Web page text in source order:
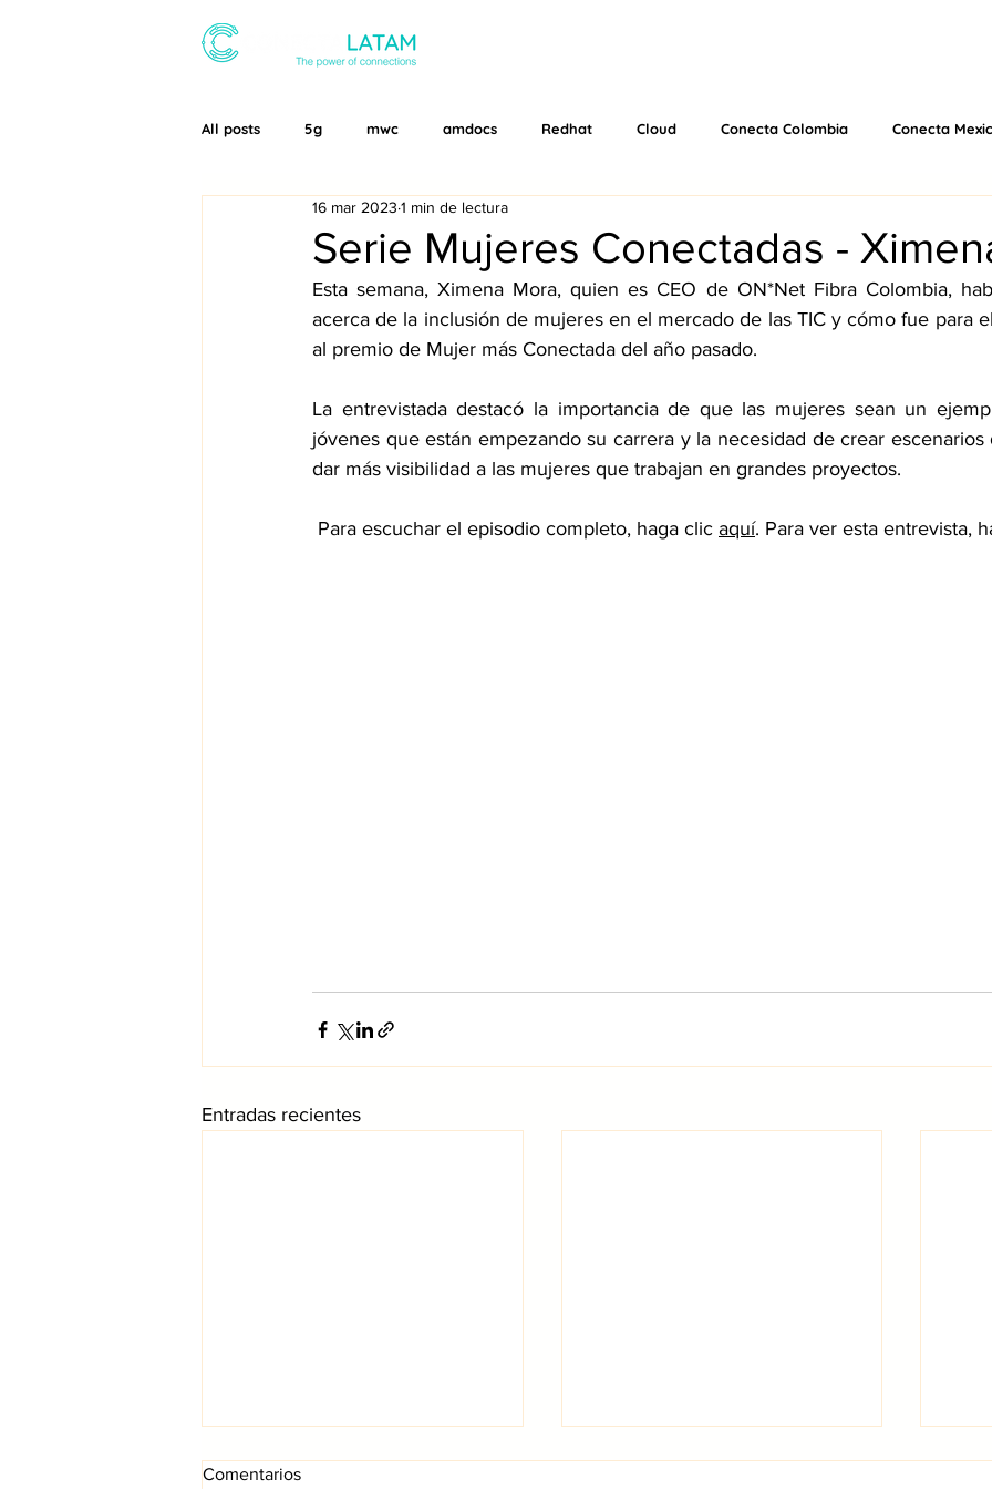
All posts 5g mwc amdocs Redhat Cloud Conecta Colombia Conecta
Telco Transformation LATAM
Serie Mujeres Conectadas -
16 mar 2023 1 min de lectura
Esta semana, Ximena Mora, quien es CEO de ON*Net Fibra Colombia,
acerca de la inclusión de mujeres en el mercado de las TIC y cómo fue para
al premio de Mujer más Conectada del año pasado.
La entrevistada destacó la importancia de que las mujeres sean un
jóvenes que están empezando su carrera y la necesidad de crear escenarios
dar más visibilidad a las mujeres que trabajan en grandes proyectos.
Para escuchar el episodio completo, haga clic aquí. Para ver esta entrevista,
Entradas recientes
Comentarios